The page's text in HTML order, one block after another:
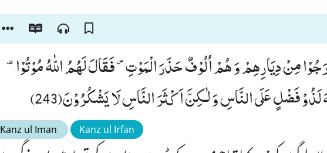
مِنْ دِیَارِهِمْ وَ هُمْ اُلُوْفٌ حَذَرَ الْمَوْتِ۪- فَقَالَ لَهُمُ اللّٰهُ مُوْتُوْا۫-
فَضْلٍ عَلَى النَّاسِ وَ لٰـكِنَّ اَكْثَرَ النَّاسِ لَا یَشْكُرُوْنَ(243)
Kanz ul Iman Kanz ul Irfan